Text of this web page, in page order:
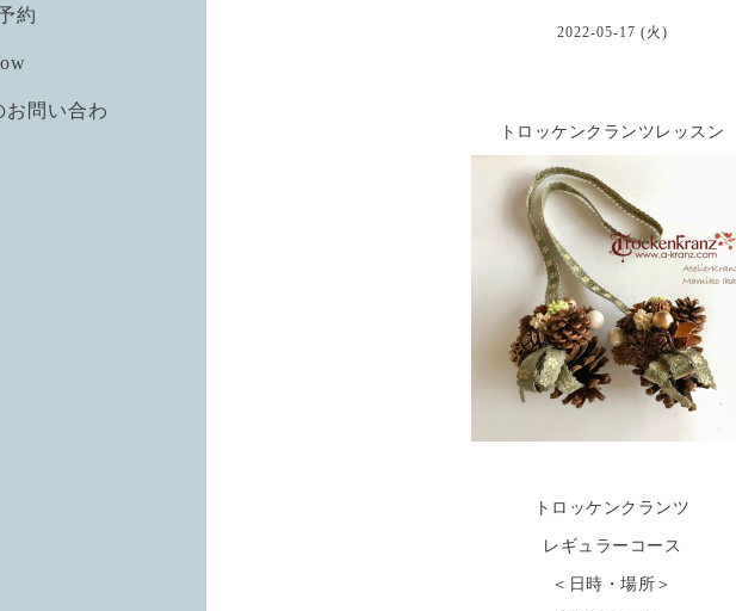
約
お問い合わ
2022-05-17 (火)
トロッケンクランツレッスン
トロッケンクランツ
レギュラーコース
＜日時・場所＞